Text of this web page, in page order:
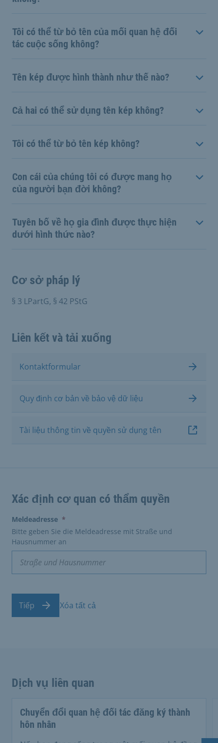
Tôi có thể từ bỏ tên của mối quan hệ đối
tác cuộc sống không?
Tên kép được hình thành như thế nào?
Cả hai có thể sử dụng tên kép không?
Tôi có thể từ bỏ tên kép không?
Con cái của chúng tôi có được mang họ
của người bạn đời không?
Tuyên bố về họ gia đình được thực hiện
dưới hình thức nào?
Cơ sở pháp lý
§ 3 LPartG, § 42 PStG
Liên kết và tải xuống
Kontaktformular
Quy định cơ bản về bảo vệ dữ liệu
Tài liệu thông tin về quyền sử dụng tên
Xác định cơ quan có thẩm quyền
Meldeadresse *
Bitte geben Sie die Meldeadresse mit Straße und
Hausnummer an
Tiếp Xóa tất cả
Dịch vụ liên quan
Chuyển đổi quan hệ đối tác đăng ký thành
hôn nhân